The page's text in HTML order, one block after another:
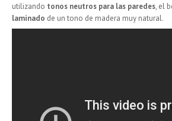
utilizando tonos neutros para las paredes, el
laminado de un tono de madera muy natural.